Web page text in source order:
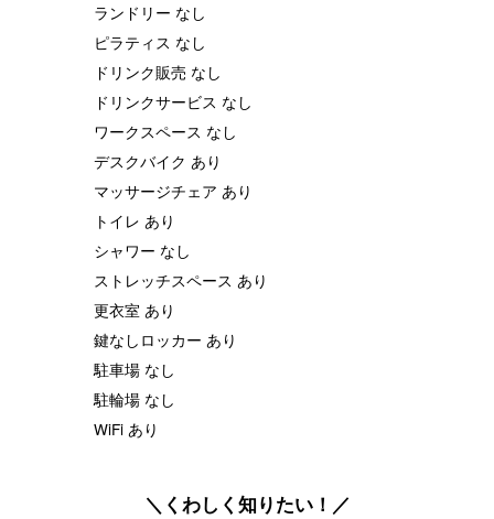
ランドリー なし
ピラティス なし
ドリンク販売 なし
ドリンクサービス なし
ワークスペース なし
デスクバイク あり
マッサージチェア あり
トイレ あり
シャワー なし
ストレッチスペース あり
更衣室 あり
鍵なしロッカー あり
駐車場 なし
駐輪場 なし
WiFi あり
＼くわしく知りたい！／